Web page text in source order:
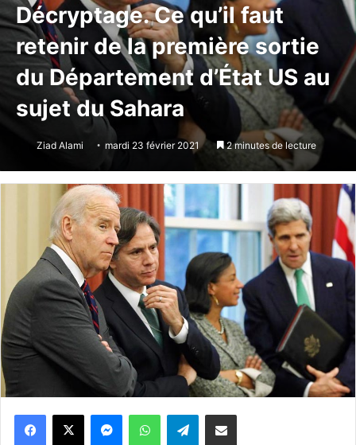
Décryptage. Ce qu’il faut
retenir de la première sortie
du Département d’État US au
sujet du Sahara
Ziad Alami mardi 23 février 2021 2 minutes de lecture
WhatsApp Telegram